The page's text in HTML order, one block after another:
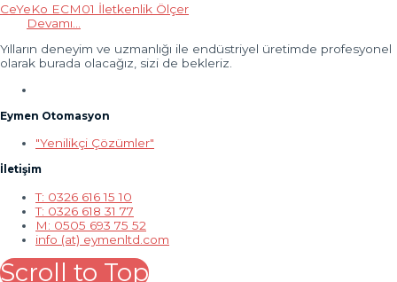
CeYeKo ECM01 İletkenlik Ölçer
Devamı...
Yılların deneyim ve uzmanlığı ile endüstriyel üretimde profesyonel
olarak burada olacağız, sizi de bekleriz.
Eymen Otomasyon
"Yenilikçi Çözümler"
İletişim
T: 0326 616 15 10
T: 0326 618 31 77
M: 0505 693 75 52
info (at) eymenltd.com
Scroll to Top